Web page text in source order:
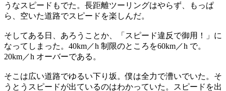
うなスピードもでた。長距離ツーリングはやらず、もっぱ
ら、空いた道路でスピードを楽しんだ。
そしてある日、あろうことか、「スピード違反で御用！」に
なってしまった。40km／h 制限のところを60km／h で。
20km／h オーバーである。
そこは広い道路でゆるい下り坂。僕は全力で漕いでいた。そ
うとうスピードが出ているのはわかっていた。スピードを出